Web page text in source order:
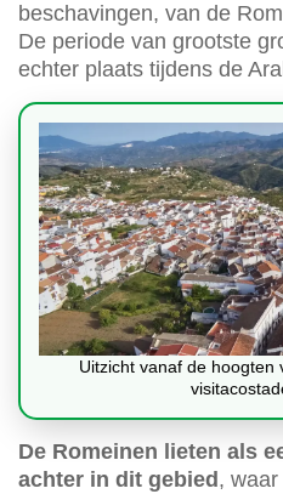
beschavingen, van de
De periode van grootste
echter plaats tijdens de
Uitzicht vanaf de hoogten
De Romeinen lieten als
achter in dit gebied ,